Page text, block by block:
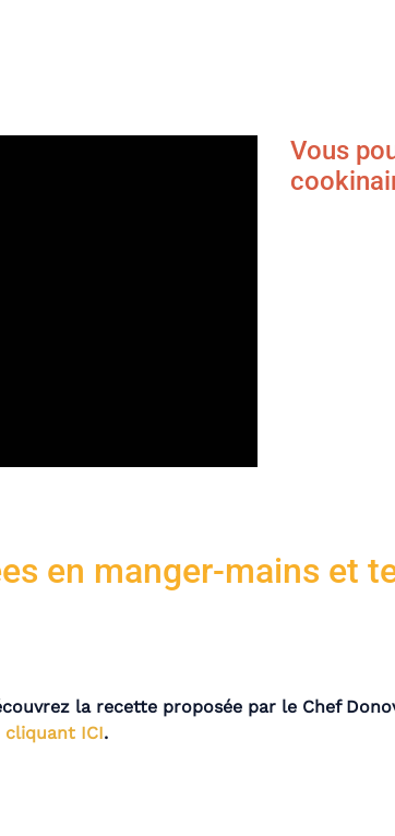
Vous
en manger-mains et
la recette proposée par le Chef
cliquant ICI.